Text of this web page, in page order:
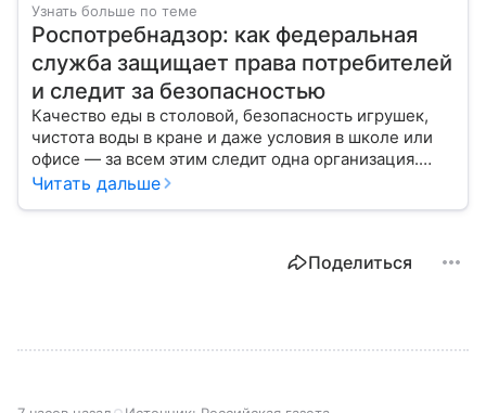
Узнать больше по теме
Роспотребнадзор: как федеральная
служба защищает права потребителей
и следит за безопасностью
Качество еды в столовой, безопасность игрушек,
чистота воды в кране и даже условия в школе или
офисе — за всем этим следит одна организация.
Роспотребнадзор — федеральная служба, которая
её работа важна для каждого жителя России.
Читать дальше
Поделиться